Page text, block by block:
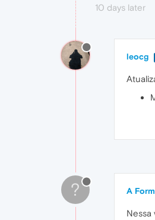
10 days later
leocg
? A
Nessa